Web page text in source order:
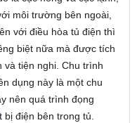
môi trường bên ngoài,
với điều hòa tủ điện thì
biệt nữa mà được tích
và tiện nghi. Chu trình
dụng này là một chu
nên quá trình đọng
điện bên trong tủ.